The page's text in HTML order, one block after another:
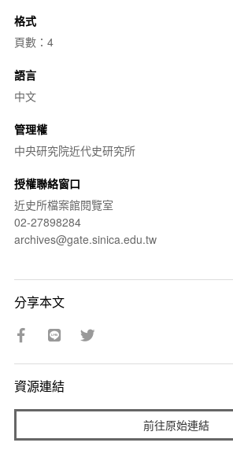
格式
頁數：4
語言
中文
管理權
中央研究院近代史研究所
授權聯絡窗口
近史所檔案館閱覽室
02-27898284
archives@gate.sinica.edu.tw
分享本文
資源連結
前往原始連結